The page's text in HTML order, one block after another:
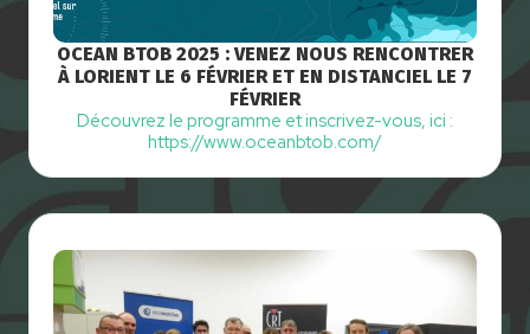
OCEAN BTOB 2025 : VENEZ NOUS RENCONTRER
À LORIENT LE 6 FÉVRIER ET EN DISTANCIEL LE 7
FÉVRIER
Découvrez le programme et inscrivez-vous, ici :
https://www.oceanbtob.com/